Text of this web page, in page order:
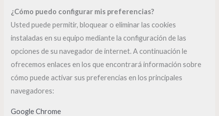
¿Cómo puedo configurar mis preferencias?
Usted puede permitir, bloquear o eliminar las cookies
instaladas en su equipo mediante la configuración de las
opciones de su navegador de internet. A continuación le
ofrecemos enlaces en los que encontrará información sobre
cómo puede activar sus preferencias en los principales
navegadores:
Google Chrome